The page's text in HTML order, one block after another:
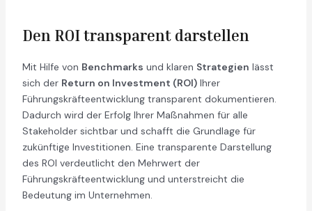
Den ROI transparent darstellen
Mit Hilfe von Benchmarks und klaren Strategien lässt
sich der Return on Investment (ROI)Ihrer
Führungskräfteentwicklung transparent dokumentieren.
Dadurch wird der Erfolg Ihrer Maßnahmen für alle
Stakeholder sichtbar und schafft die Grundlage für
zukünftige Investitionen. Eine transparente Darstellung
des ROI verdeutlicht den Mehrwert der
Führungskräfteentwicklung und unterstreicht die
Bedeutung im Unternehmen.